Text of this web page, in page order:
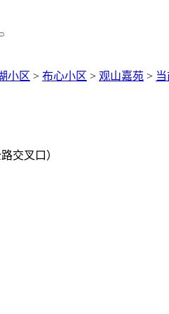
小区 > 布心小区 > 观山嘉苑 >
交叉口）